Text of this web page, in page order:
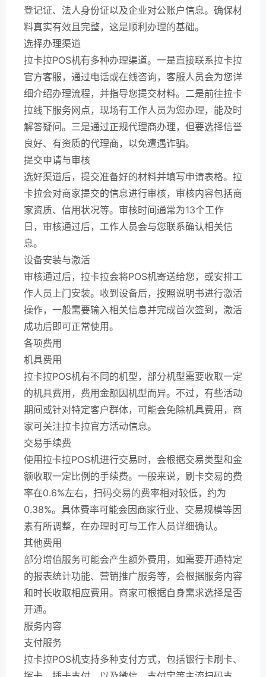
登记证、法人身份证以及企业对公账户信息。确保材
料真实有效且完整，这是顺利办理的基础。
选择办理渠道
拉卡拉POS机有多种办理渠道。一是直接联系拉卡拉
官方客服，通过电话或在线咨询，客服人员会为您详
细介绍办理流程，并指导您提交材料。二是前往拉卡
拉线下服务网点，现场有工作人员为您办理，能及时
解答疑问。三是通过正规代理商办理，但要选择信誉
良好、有资质的代理商，以免遭遇诈骗。
提交申请与审核
选好渠道后，提交准备好的材料并填写申请表格。拉
卡拉会对商家提交的信息进行审核，审核内容包括商
家资质、信用状况等。审核时间通常为13个工作
日，审核通过后，工作人员会与您联系确认相关信
息。
设备安装与激活
审核通过后，拉卡拉会将POS机寄送给您，或安排工
作人员上门安装。收到设备后，按照说明书进行激活
操作，一般需要输入相关信息并完成首次签到，激活
成功后即可正常使用。
各项费用
机具费用
拉卡拉POS机有不同的机型，部分机型需要收取一定
的机具费用，费用金额因机型而异。不过，有些活动
期间或针对特定客户群体，可能会免除机具费用，商
家可关注拉卡拉官方活动信息。
交易手续费
使用拉卡拉POS机进行交易时，会根据交易类型和金
额收取一定比例的手续费。一般来说，刷卡交易的费
率在0.6%左右，扫码交易的费率相对较低，约为
0.38%。具体费率可能会因商家行业、交易规模等因
素有所调整，在办理时可与工作人员详细确认。
其他费用
部分增值服务可能会产生额外费用，如需要开通特定
的报表统计功能、营销推广服务等，会根据服务内容
和时长收取相应费用。商家可根据自身需求选择是否
开通。
服务内容
支付服务
拉卡拉POS机支持多种支付方式，包括银行卡刷卡、